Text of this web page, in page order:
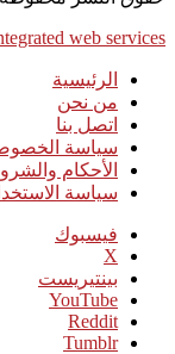
web services
الرئيسية
من نحن
اتصل بنا
سياسة
الأحكام
سياسة
فيسبوك
‫X
بينتيريست
‫YouTube